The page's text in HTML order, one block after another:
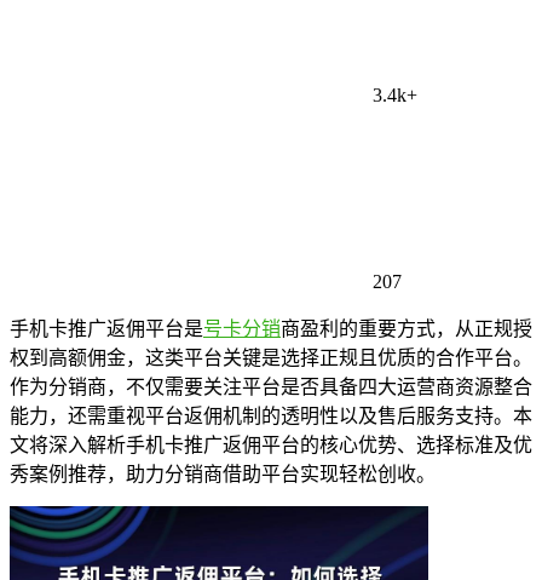
3.4k+
207
手机卡推广返佣平台是号卡分销商盈利的重要方式，从正规授
权到高额佣金，这类平台关键是选择正规且优质的合作平台。
作为分销商，不仅需要关注平台是否具备四大运营商资源整合
能力，还需重视平台返佣机制的透明性以及售后服务支持。本
文将深入解析手机卡推广返佣平台的核心优势、选择标准及优
秀案例推荐，助力分销商借助平台实现轻松创收。